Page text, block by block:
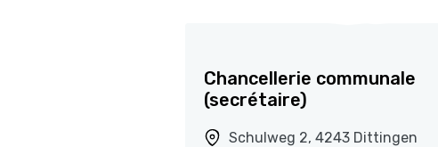
Chancellerie communale
(secrétaire)
Schulweg 2, 4243 Dittingen